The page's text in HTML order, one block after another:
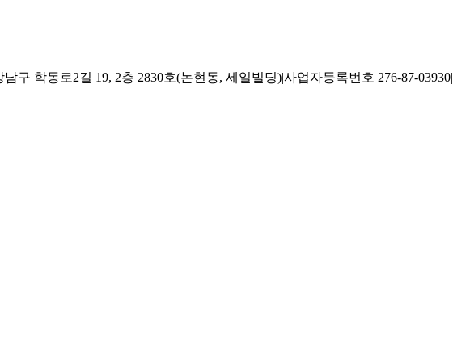
구 학동로2길 19, 2층 2830호(논현동, 세일빌딩)|사업자등록번호 276-87-03930|